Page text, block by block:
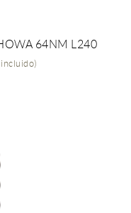
64NM L240
incluido)